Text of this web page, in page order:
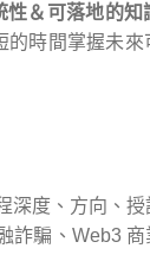
性＆可落地的知
的時間掌握未
深度、方向、授
詐騙、Web3 商